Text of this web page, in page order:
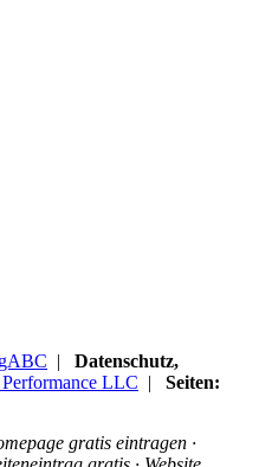
| Datenschutz,
LLC | Seiten:
gratis eintragen ·